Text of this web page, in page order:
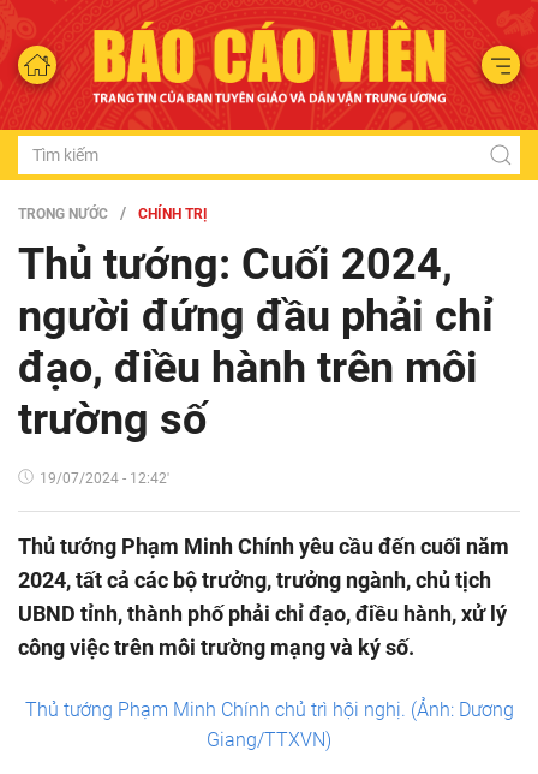
TRONG NƯỚC CHÍNH TRỊ
Thủ tướng: Cuối 2024,
người đứng đầu phải chỉ
đạo, điều hành trên môi
trường số
19/07/2024 - 12:42'
Thủ tướng Phạm Minh Chính yêu cầu đến cuối năm
2024, tất cả các bộ trưởng, trưởng ngành, chủ tịch
UBND tỉnh, thành phố phải chỉ đạo, điều hành, xử lý
công việc trên môi trường mạng và ký số.
Thủ tướng Phạm Minh Chính chủ trì hội nghị. (Ảnh: Dương
Giang/TTXVN)